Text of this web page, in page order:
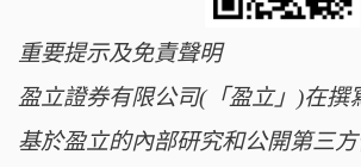
重要提示及免責聲明
盈立證券有限公司(「盈立」)在撰
基於盈立的內部研究和公開第三